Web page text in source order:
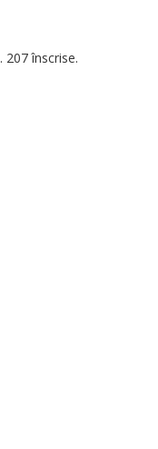
. 207 înscrise.